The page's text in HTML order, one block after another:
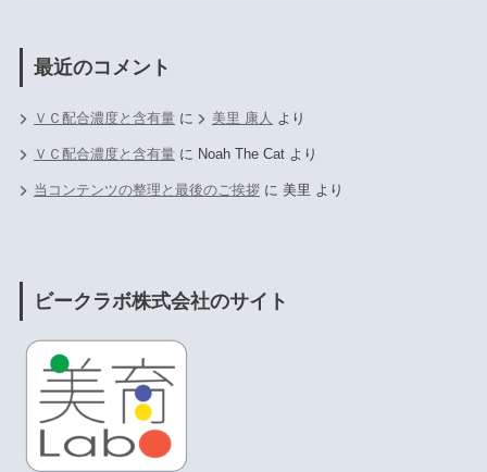
最近のコメント
ＶＣ配合濃度と含有量に 美里 康人 より
ＶＣ配合濃度と含有量に Noah The Catより
当コンテンツの整理と最後のご挨拶に 美里 より
ビークラボ株式会社のサイト